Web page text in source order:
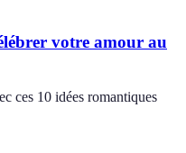
votre amour au
ces 10 idées romantiques